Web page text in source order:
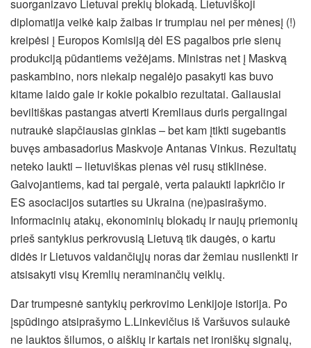
suorganizavo Lietuvai prekių blokadą. Lietuviškoji
diplomatija veikė kaip žaibas ir trumpiau nei per mėnesį (!)
kreipėsi į Europos Komisiją dėl ES pagalbos prie sienų
produkciją pūdantiems vežėjams. Ministras net į Maskvą
paskambino, nors niekaip negalėjo pasakyti kas buvo
kitame laido gale ir kokie pokalbio rezultatai. Galiausiai
beviltiškas pastangas atverti Kremliaus duris pergalingai
nutraukė slapčiausias ginklas – bet kam įtikti sugebantis
buvęs ambasadorius Maskvoje Antanas Vinkus. Rezultatų
neteko laukti – lietuviškas pienas vėl rusų stiklinėse.
Galvojantiems, kad tai pergalė, verta palaukti lapkričio ir
ES asociacijos sutarties su Ukraina (ne)pasirašymo.
Informacinių atakų, ekonominių blokadų ir naujų priemonių
prieš santykius perkrovusią Lietuvą tik daugės, o kartu
didės ir Lietuvos valdančiųjų noras dar žemiau nusilenkti ir
atsisakyti visų Kremlių neraminančių veiklų.
Dar trumpesnė santykių perkrovimo Lenkijoje istorija. Po
įspūdingo atsiprašymo L.Linkevičius iš Varšuvos sulaukė
ne lauktos šilumos, o aiškių ir kartais net ironiškų signalų,